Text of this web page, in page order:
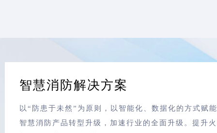
智慧消防解决方案
以“防患于未然”为原则，以智能化、数据化的方式赋
智慧消防产品转型升级，加速行业的全面升级。提升